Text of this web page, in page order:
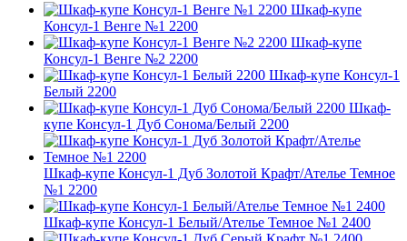
Шкаф-купе
Консул-1 Венге №1 2200
Шкаф-купе
Консул-1 Венге №2 2200
Шкаф-купе Консул-1
Белый 2200
Шкаф-
купе Консул-1 Дуб Сонома/Белый 2200
Шкаф-купе Консул-1 Дуб Золотой Крафт/Ателье Темное
№1 2200
Шкаф-купе Консул-1 Белый/Ателье Темное №1 2400